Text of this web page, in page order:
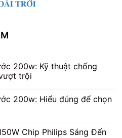
200w: Kỹ thuật chống
trội
200w: Hiểu đúng để chọn
Chip Philips Sáng Đến